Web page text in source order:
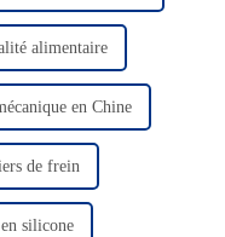
alimentaire
en Chine
de frein
silicone